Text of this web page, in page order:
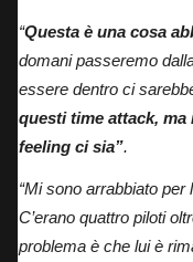
“Questa è una cosa
domani passeremo
essere dentro ci
questi time attack, ma
feeling ci sia”.
“Mi sono arrabbiato per
C’erano quattro piloti
problema è che lui è